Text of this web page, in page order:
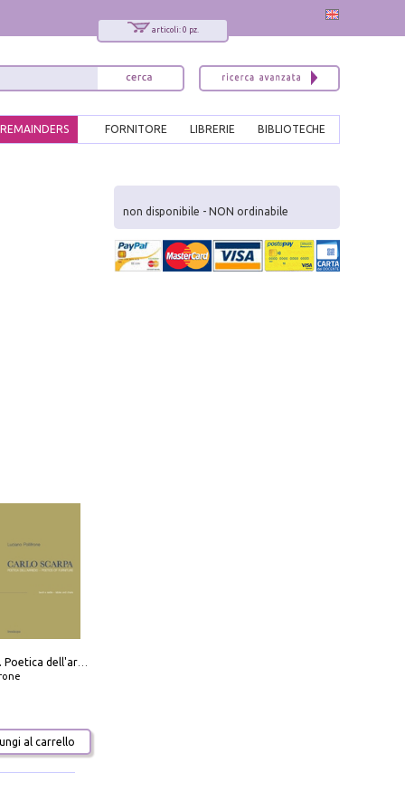
articoli: 0 pz.
BIBLIOTECHE
LIBRERIE
FORNITORE
REMAINDERS
Carlo Scarpa. Poetica dell'arredo. Tavoli e sedie-Poetics of furniture. Tables and chairs. Ediz. bilingue
al carrello
non disponibile - NON ordinabile
x
Interessato ai nostri libri?
Allora iscriviti alla nostra newsletter!
Sarai informato delle nostre novità, potrai
comunque cancellarti quando desideri.